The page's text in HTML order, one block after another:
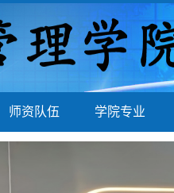
师资队伍 学院专业